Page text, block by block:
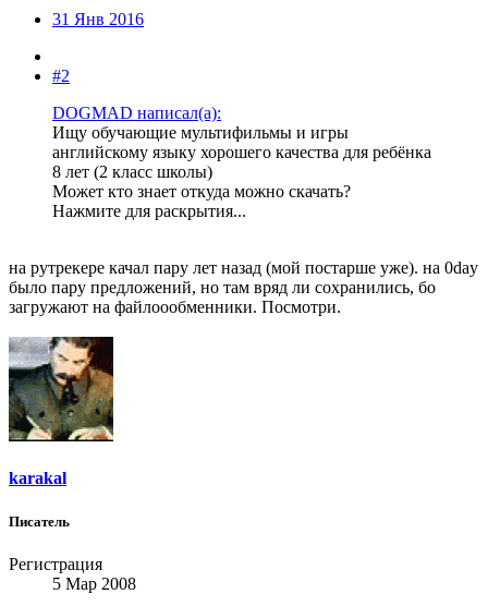
31 Янв 2016
#2
DOGMAD написал(а):
Ищу обучающие мультифильмы и игры
английскому языку хорошего качества для ребёнка
8 лет (2 класс школы)
Может кто знает откуда можно скачать?
Нажмите для раскрытия...
на рутрекере качал пару лет назад (мой постарше уже). на 0day
было пару предложений, но там вряд ли сохранились, бо
загружают на файлоообменники. Посмотри.
karakal
Писатель
Регистрация
5 Мар 2008